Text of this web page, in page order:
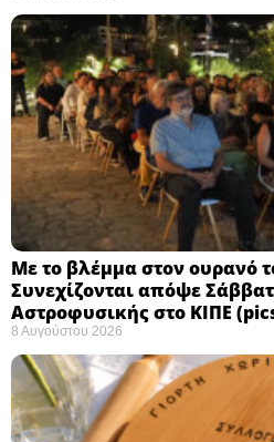
Με το βλέμμα στον ουρανό
Συνεχίζονται απόψε
Αστροφυσικής στο ΚΙΠΕ
8 Αυγούστου 2026